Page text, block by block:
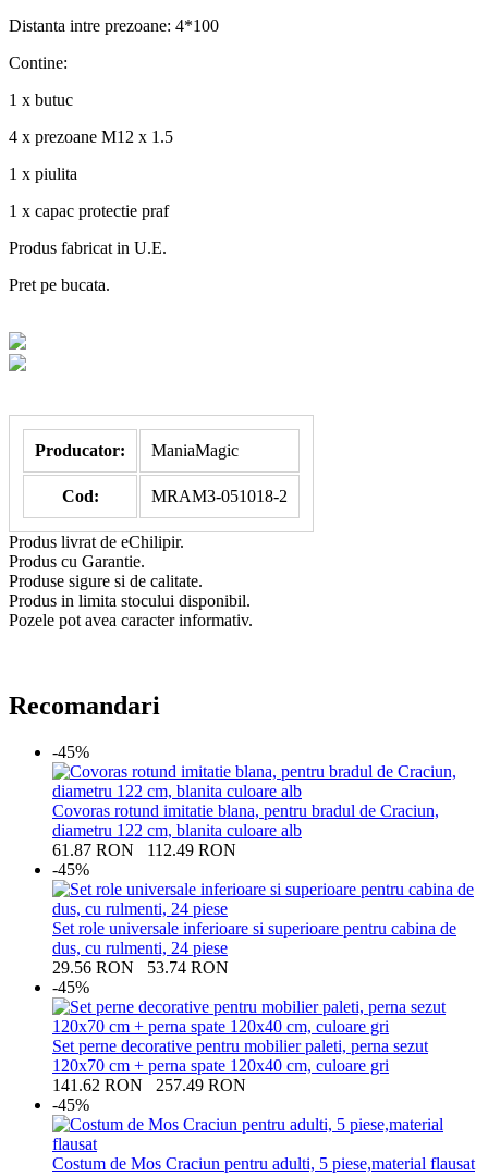
Distanta intre prezoane: 4*100
Contine:
1 x butuc
4 x prezoane M12 x 1.5
1 x piulita
1 x capac protectie praf
Produs fabricat in U.E.
Pret pe bucata.
Producator: ManiaMagic
Cod: MRAM3-051018-2
Produs livrat de eChilipir.
Produs cu Garantie.
Produse sigure si de calitate.
Produs in limita stocului disponibil.
Pozele pot avea caracter informativ.
Recomandari
-45%
Covoras rotund imitatie blana, pentru bradul de Craciun,
diametru 122 cm, blanita culoare alb
61.87 RON 112.49 RON
-45%
Set role universale inferioare si superioare pentru cabina de
dus, cu rulmenti, 24 piese
29.56 RON 53.74 RON
-45%
Set perne decorative pentru mobilier paleti, perna sezut
120x70 cm + perna spate 120x40 cm, culoare gri
141.62 RON 257.49 RON
-45%
Costum de Mos Craciun pentru adulti, 5 piese,material flausat